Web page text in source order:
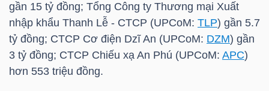
gần 15 tỷ đồng; Tổng Công ty Thương mại Xuất
nhập khẩu Thanh Lễ - CTCP (UPCoM: TLP) gần 5.7
tỷ đồng; CTCP Cơ điện Dzĩ An (UPCoM: DZM) gần
3 tỷ đồng; CTCP Chiếu xạ An Phú (UPCoM: APC)
hơn 553 triệu đồng.
KINH
TẾ